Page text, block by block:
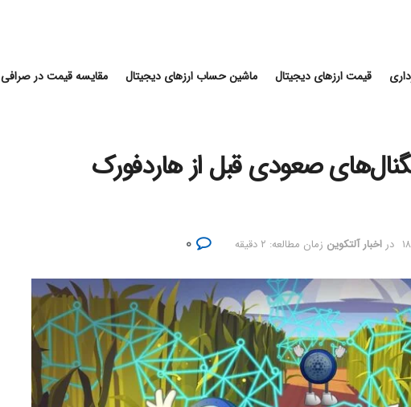
قیمت ارزهای دیجیتال ماشین حساب ارزهای دیجیتال مقایسه قیمت در صرافی
صعودی قبل از هاردفورک
در اخبار آلتکوین زمان مطالعه: ۲ دقیقه